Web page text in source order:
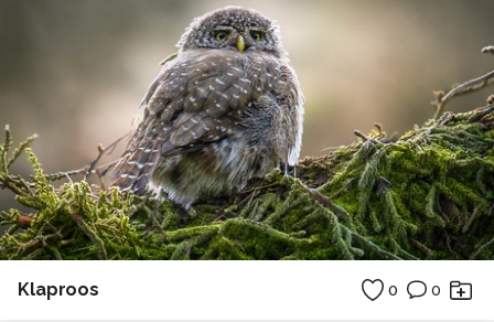
Klaproos 0 0